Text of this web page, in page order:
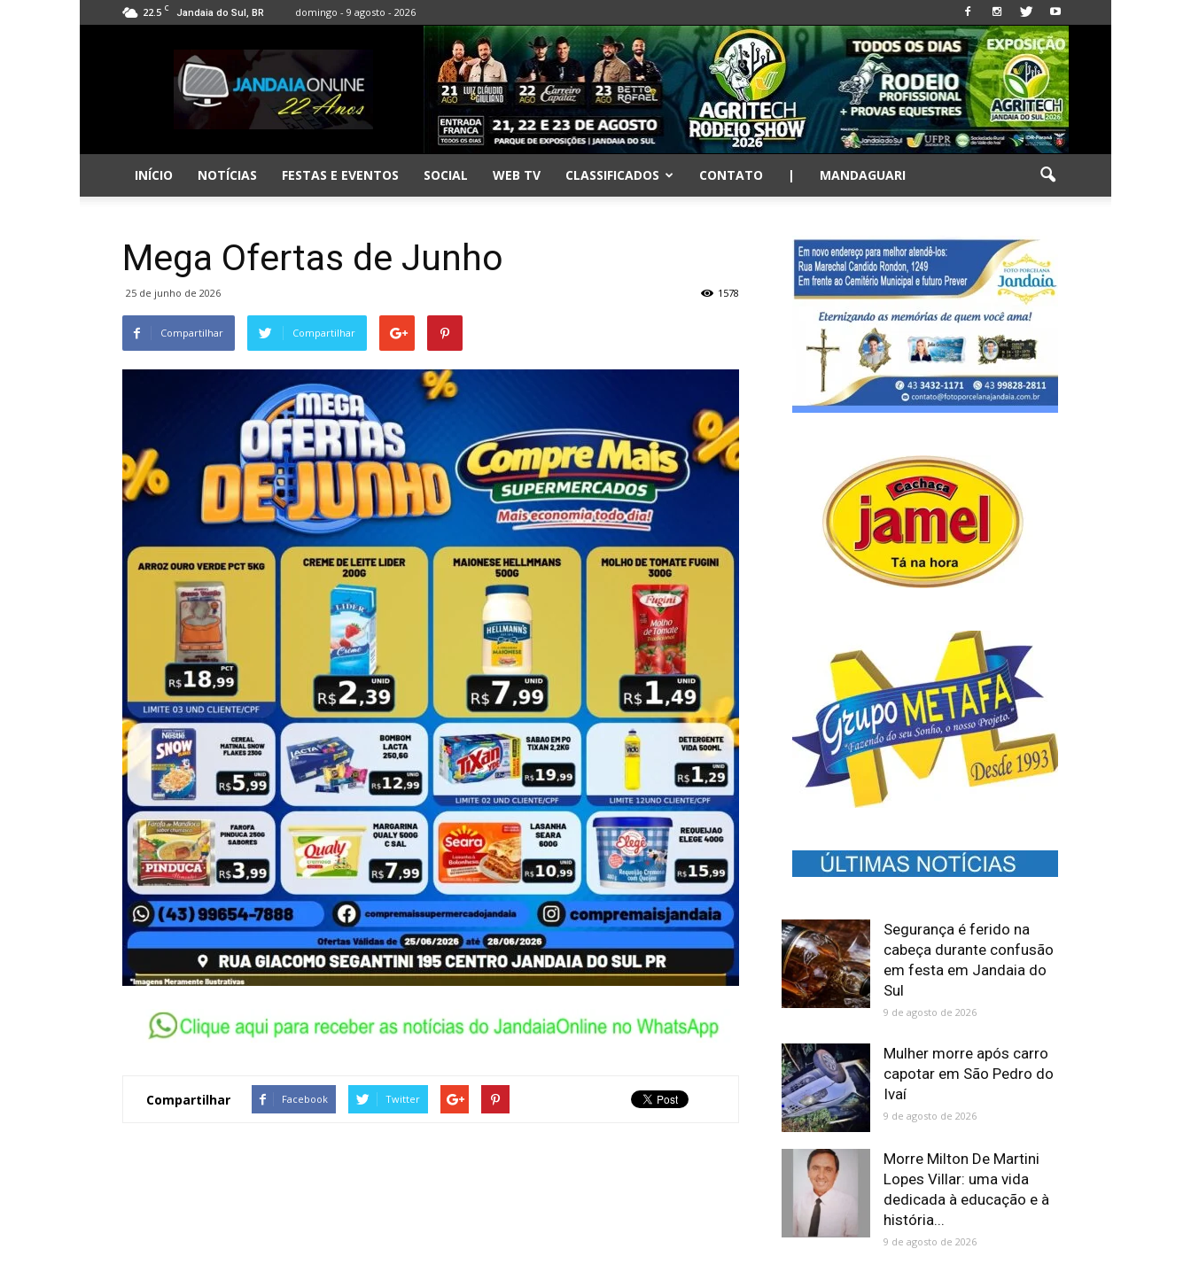
22.5 C Jandaia do Sul, BR domingo - 9 agosto - 2026
Jandaia
Online
INÍCIO NOTÍCIAS FESTAS E EVENTOS SOCIAL WEB TV CLASSIFICADOS CONTATO | MANDAGUARI
Mega Ofertas de Junho
25 de junho de 2026 1578
Compartilhar Compartilhar
Compartilhar Facebook Twitter
Segurança é ferido na
cabeça durante confusão
em festa em Jandaia do
Sul
9 de agosto de 2026
Mulher morre após carro
capotar em São Pedro do
Ivaí
9 de agosto de 2026
Morre Milton De Martini
Lopes Villar: uma vida
dedicada à educação e à
história...
9 de agosto de 2026